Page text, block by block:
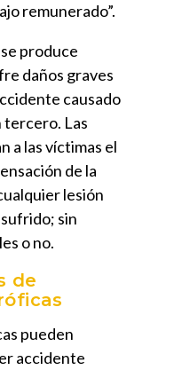
remunerado”.
produce
daños graves
causado
tercero. Las
a las víctimas el
de la
lesión
sin
o no.
de
pueden
accidente